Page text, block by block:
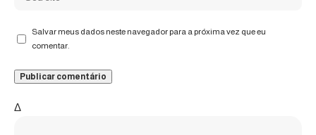
Salvar meus dados neste navegador para a próxima vez que eu
comentar.
Δ